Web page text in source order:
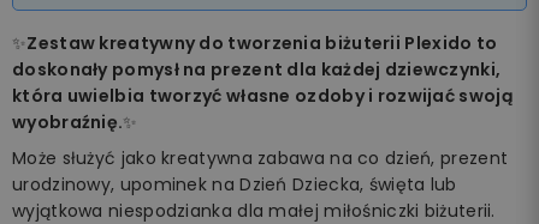
✨Zestaw kreatywny do tworzenia biżuterii Plexido to
doskonały pomysł na prezent dla każdej dziewczynki,
która uwielbia tworzyć własne ozdoby i rozwijać swoją
wyobraźnię.✨
Może służyć jako kreatywna zabawa na co dzień, prezent
urodzinowy, upominek na Dzień Dziecka, święta lub
wyjątkowa niespodzianka dla małej miłośniczki biżuterii.